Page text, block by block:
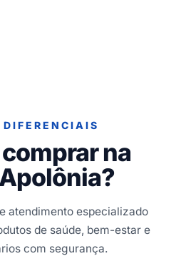
DIFERENCIAIS
na
atendimento especializado
de saúde, bem-estar e
com segurança.